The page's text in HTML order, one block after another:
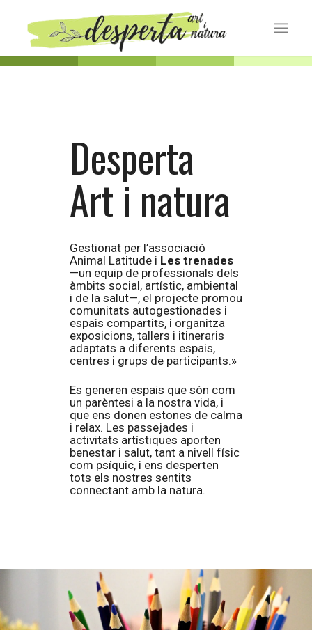
Desperta
Art i natura
Gestionat per l’associació
Animal Latitude i Les trenades
—un equip de professionals dels
àmbits social, artístic, ambiental
i de la salut—, el projecte promou
comunitats autogestionades i
espais compartits, i organitza
exposicions, tallers i itineraris
adaptats a diferents espais,
centres i grups de participants.»
Es generen espais que són com
un parèntesi a la nostra vida, i
que ens donen estones de calma
i relax. Les passejades i
activitats artístiques aporten
benestar i salut, tant a nivell físic
com psíquic, i ens desperten
tots els nostres sentits
connectant amb la natura.